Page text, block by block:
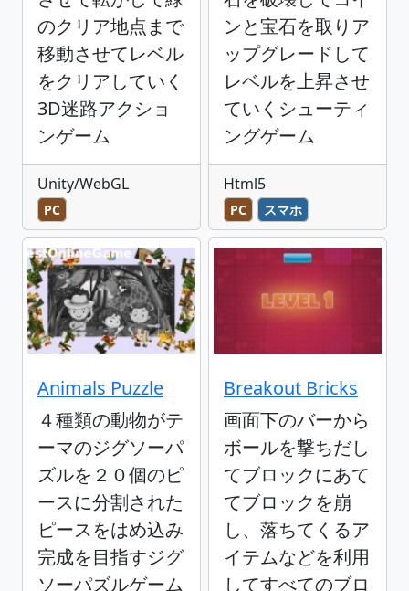
のクリア地点まで
移動させてレベル
をクリアしていく
3D迷路アクショ
ンゲーム
Unity/WebGL
PC
ンと宝石を取りア
ップグレードして
レベルを上昇させ
ていくシューティ
ングゲーム
Html5
PC スマホ
Animals Puzzle
４種類の動物がテ
ーマのジグソーパ
ズルを２０個のピ
ースに分割された
ピースをはめ込み
完成を目指すジグ
ソーパズルゲーム
Breakout Bricks
画面下のバーから
ボールを撃ちだし
てブロックにあて
てブロックを崩
し、落ちてくるア
イテムなどを利用
してすべてのブロ